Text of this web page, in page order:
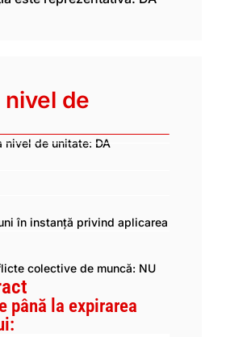
nivel de
nivel de unitate: DA
în instanță privind aplicarea
colective de muncă: NU
până la expirarea